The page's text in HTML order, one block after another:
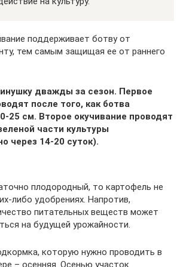
поддерживает ботву от
тем самым защищая ее от раннего
дважды за сезон. Первое
после того, как ботва
25 см. Второе окучивание проводят
части культуры
через 14-20 суток).
плодородный, то картофель не
либо удобрениях. Напротив,
питательных веществ может
на будущей урожайности.
которую нужно проводить в
– осенняя. Осенью участок